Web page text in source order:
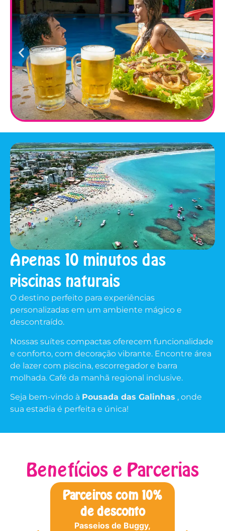
Apenas 10 minutos das
piscinas naturais
O destino perfeito para experiências
personalizadas em um ambiente mágico e
descontraído.
Nossas suítes compactas oferecem funcionalidade
e conforto, com decoração vibrante. Encontre área
de lazer com piscina, escorregador e barra
molhada. Café da manhã regional inclusive.
Seja bem-vindo à Pousada das Galinhas , onde
sua estadia é perfeita e única!
Benefícios e Parcerias
Parceiros com 10%
de desconto
Passeios de Buggy,